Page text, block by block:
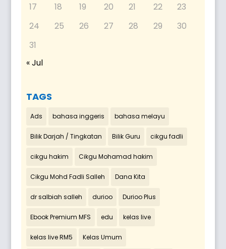
17
18 19 20 21 22
23
24
25 26 27 28 29
30
31
« Jul
TAGS
Ads bahasa inggeris bahasa melayu
Bilik Darjah / Tingkatan Bilik Guru cikgu fadli
cikgu hakim Cikgu Mohamad hakim
Cikgu Mohd Fadli Salleh Dana Kita
dr salbiah salleh durioo Durioo Plus
Ebook Premium MFS edu kelas live
kelas live RM5 Kelas Umum